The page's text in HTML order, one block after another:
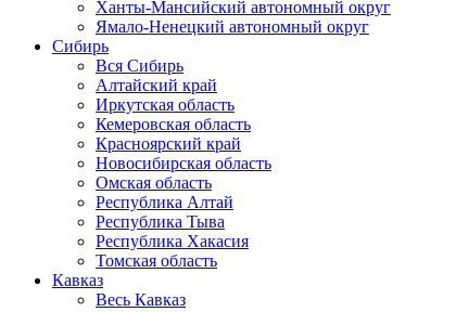
Ханты-Мансийский автономный округ
Ямало-Ненецкий автономный округ
Сибирь
Вся Сибирь
Алтайский край
Иркутская область
Кемеровская область
Красноярский край
Новосибирская область
Омская область
Республика Алтай
Республика Тыва
Республика Хакасия
Томская область
Кавказ
Весь Кавказ